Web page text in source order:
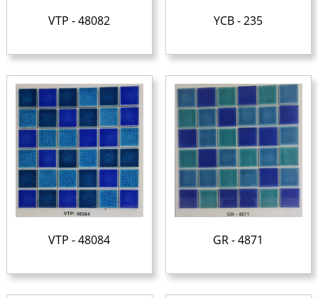
VTP - 48082 YCB - 235
VTP - 48084 GR - 4871